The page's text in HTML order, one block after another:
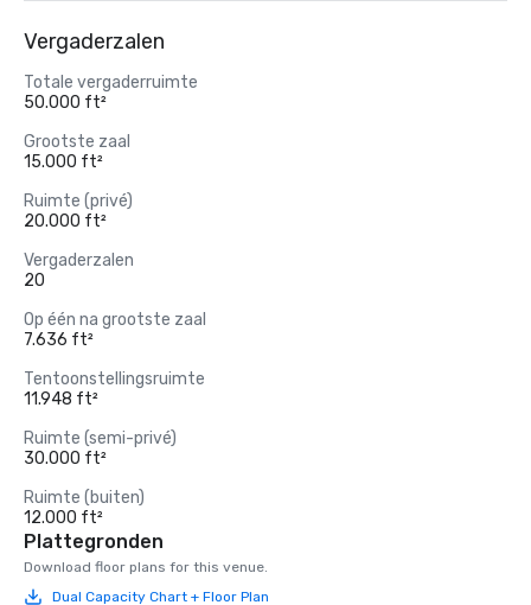
Vergaderzalen
Totale vergaderruimte
50.000 ft²
Grootste zaal
15.000 ft²
Ruimte (privé)
20.000 ft²
Vergaderzalen
20
Op één na grootste zaal
7.636 ft²
Tentoonstellingsruimte
11.948 ft²
Ruimte (semi-privé)
30.000 ft²
Ruimte (buiten)
12.000 ft²
Plattegronden
Download floor plans for this venue.
Dual Capacity Chart + Floor Plan